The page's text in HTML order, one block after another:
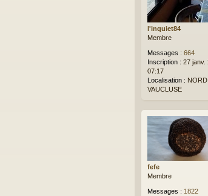
l'inquiet84
Membre
Messages : 664
Inscription : 27 janv.
07:17
Localisation : NORD
VAUCLUSE
fefe
Membre
Messages : 1822